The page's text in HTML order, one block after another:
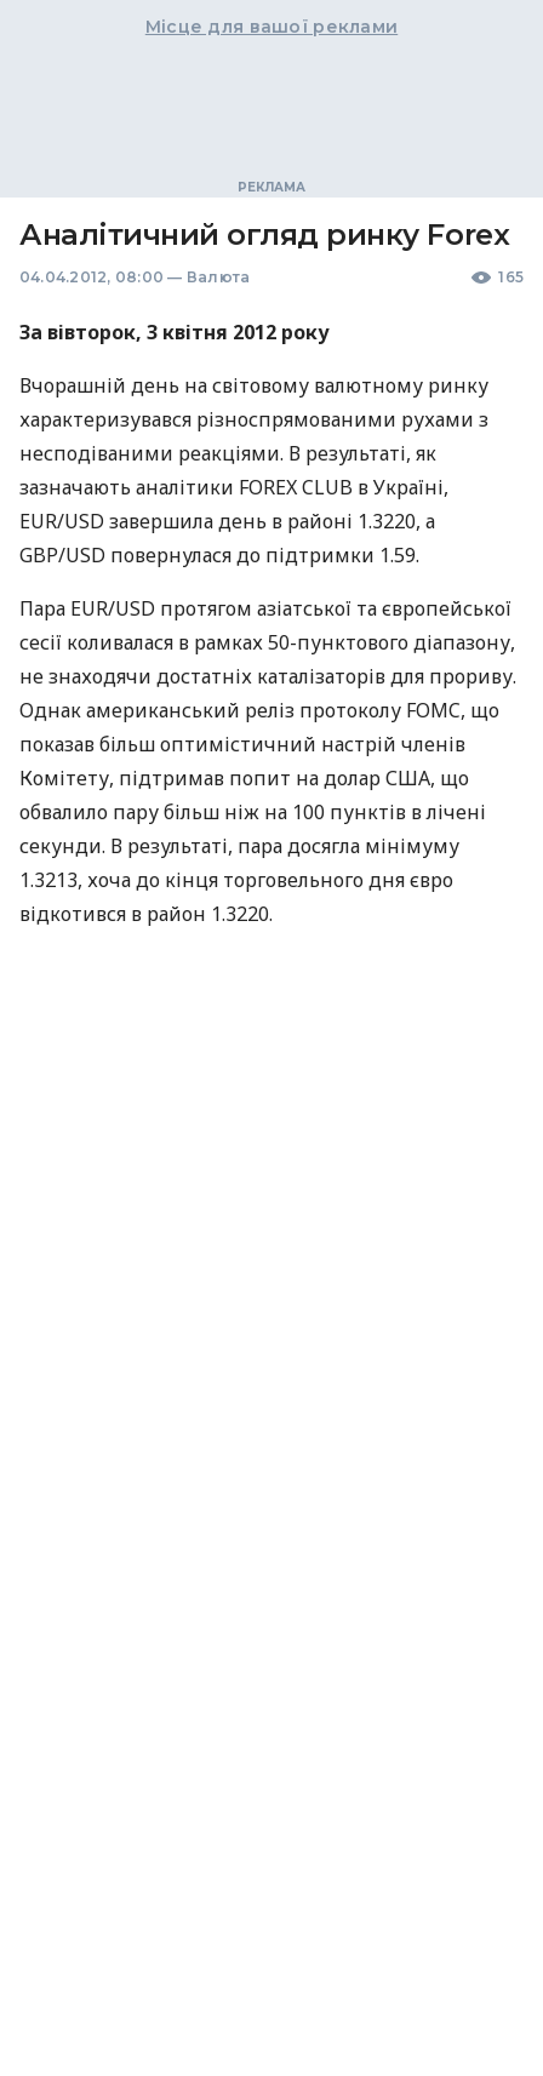
Місце для вашої реклами
Аналітичний огляд ринку Forex
04.04.2012, 08:00 — Валюта 165
За вівторок, 3 квітня 2012 року
Вчорашній день на світовому валютному ринку
характеризувався різноспрямованими рухами з
несподіваними реакціями. В результаті, як
зазначають аналітики FOREX CLUB в Україні,
EUR/USD завершила день в районі 1.3220, а
GBP/USD повернулася до підтримки 1.59.
Пара EUR/USD протягом азіатської та європейської
сесії коливалася в рамках 50-пунктового діапазону,
не знаходячи достатніх каталізаторів для прориву.
Однак американський реліз протоколу FOMC, що
показав більш оптимістичний настрій членів
Комітету, підтримав попит на долар США, що
обвалило пару більш ніж на 100 пунктів в лічені
секунди. В результаті, пара досягла мінімуму
1.3213, хоча до кінця торговельного дня євро
відкотився в район 1.3220.